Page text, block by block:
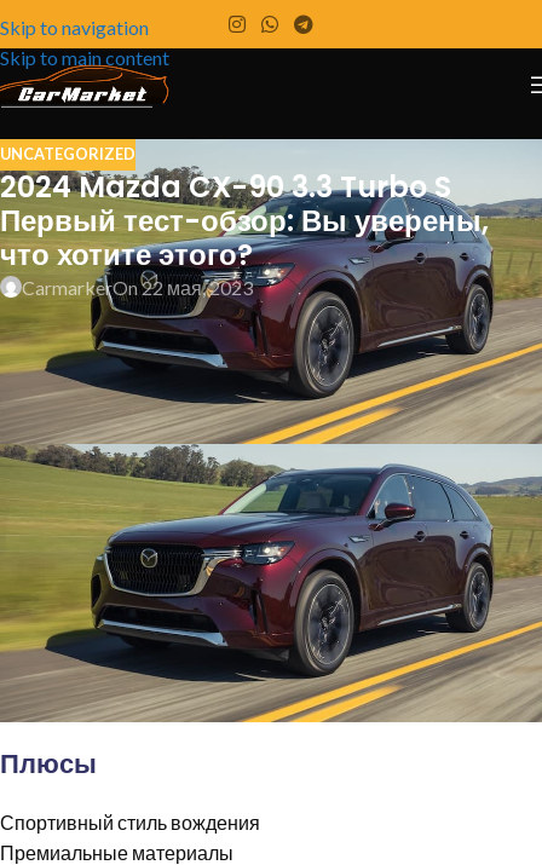
Skip to navigation
Skip to main content
UNCATEGORIZED
2024 Mazda CX-90 3.3 Turbo S
Первый тест-обзор: Вы уверены,
что хотите этого?
CarmarkerOn 22 мая, 2023
Трехрядный внедорожник в том виде, в котором
его может сделать только Mazda. Но хорошо ли
это?
Плюсы
Спортивный стиль вождения
Премиальные материалы